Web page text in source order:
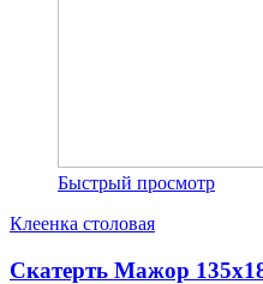
Быстрый просмотр
Клеенка столовая
Скатерть Мажор